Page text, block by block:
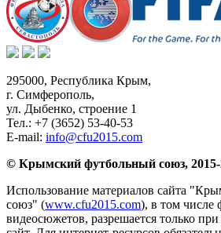
295000, Республика Крым,
г. Симферополь,
ул. Дыбенко, строение 1
Тел.: +7 (3652) 53-40-53
E-mail: info@cfu2015.com
© Крымский футбольный союз, 2015-
Использование материалов сайта
союз" (www.cfu2015.com), в том числе
видеосюжетов, разрешается только